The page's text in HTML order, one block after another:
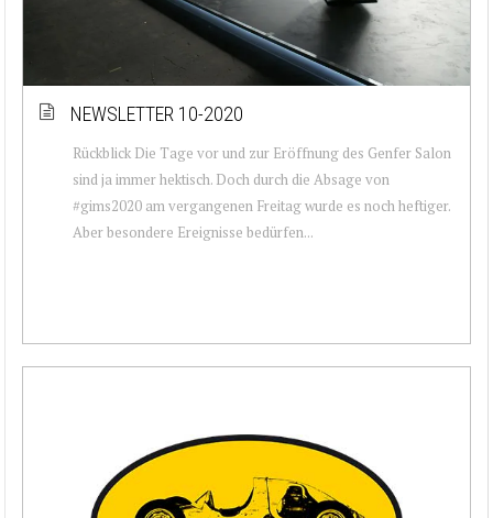
NEWSLETTER 10-2020
Rückblick Die Tage vor und zur Eröffnung des Genfer Salon
sind ja immer hektisch. Doch durch die Absage von
#gims2020 am vergangenen Freitag wurde es noch heftiger.
Aber besondere Ereignisse bedürfen...